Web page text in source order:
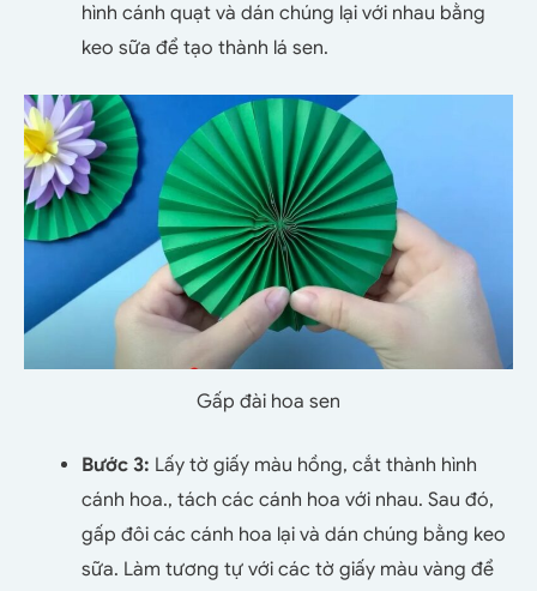
hình cánh quạt và dán chúng lại với nhau bằng
keo sữa để tạo thành lá sen.
Gấp đài hoa sen
Bước 3: Lấy tờ giấy màu hồng, cắt thành hình
cánh hoa., tách các cánh hoa với nhau. Sau đó,
gấp đôi các cánh hoa lại và dán chúng bằng keo
sữa. Làm tương tự với các tờ giấy màu vàng để